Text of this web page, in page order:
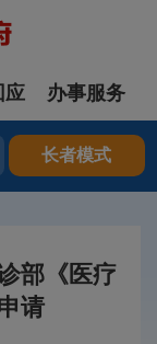
登录
应 办事服务
长者模式
部《医疗
请